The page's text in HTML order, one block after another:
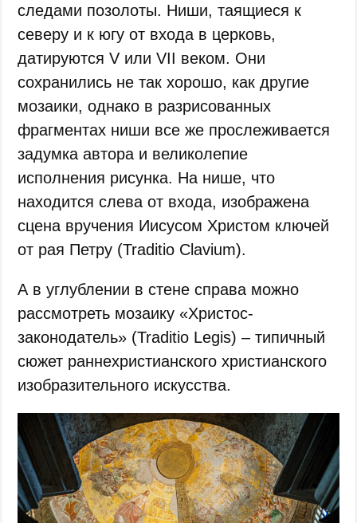
следами позолоты. Ниши, таящиеся к
северу и к югу от входа в церковь,
датируются V или VII веком. Они
сохранились не так хорошо, как другие
мозаики, однако в разрисованных
фрагментах ниши все же прослеживается
задумка автора и великолепие
исполнения рисунка. На нише, что
находится слева от входа, изображена
сцена вручения Иисусом Христом ключей
от рая Петру (Traditio Clavium).
А в углублении в стене справа можно
рассмотреть мозаику «Христос-
законодатель» (Traditio Legis) – типичный
сюжет раннехристианского христианского
изобразительного искусства.